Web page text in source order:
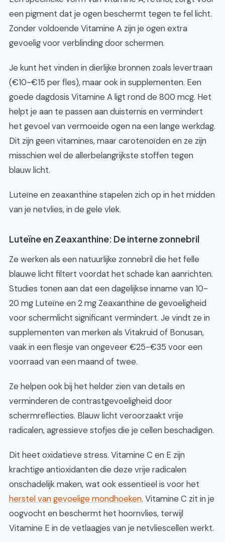
een pigment dat je ogen beschermt tegen te fel licht.
Zonder voldoende Vitamine A zijn je ogen extra
gevoelig voor verblinding door schermen.
Je kunt het vinden in dierlijke bronnen zoals levertraan
(€10-€15 per fles), maar ook in supplementen. Een
goede dagdosis Vitamine A ligt rond de 800 mcg. Het
helpt je aan te passen aan duisternis en vermindert
het gevoel van vermoeide ogen na een lange werkdag.
Dit zijn geen vitamines, maar carotenoïden en ze zijn
misschien wel de allerbelangrijkste stoffen tegen
blauw licht.
Luteïne en zeaxanthine stapelen zich op in het midden
van je netvlies, in de gele vlek.
Luteïne en Zeaxanthine: De interne zonnebril
Ze werken als een natuurlijke zonnebril die het felle
blauwe licht filtert voordat het schade kan aanrichten.
Studies tonen aan dat een dagelijkse inname van 10-
20 mg Luteïne en 2 mg Zeaxanthine de gevoeligheid
voor schermlicht significant vermindert. Je vindt ze in
supplementen van merken als Vitakruid of Bonusan,
vaak in een flesje van ongeveer €25-€35 voor een
voorraad van een maand of twee.
Ze helpen ook bij het helder zien van details en
verminderen de contrastgevoeligheid door
schermreflecties. Blauw licht veroorzaakt vrije
radicalen, agressieve stofjes die je cellen beschadigen.
Dit heet oxidatieve stress. Vitamine C en E zijn
krachtige antioxidanten die deze vrije radicalen
onschadelijk maken, wat ook essentieel is voor het
herstel van gevoelige mondhoeken. Vitamine C zit in je
oogvocht en beschermt het hoornvlies, terwijl
Vitamine E in de vetlaagjes van je netvliescellen werkt.